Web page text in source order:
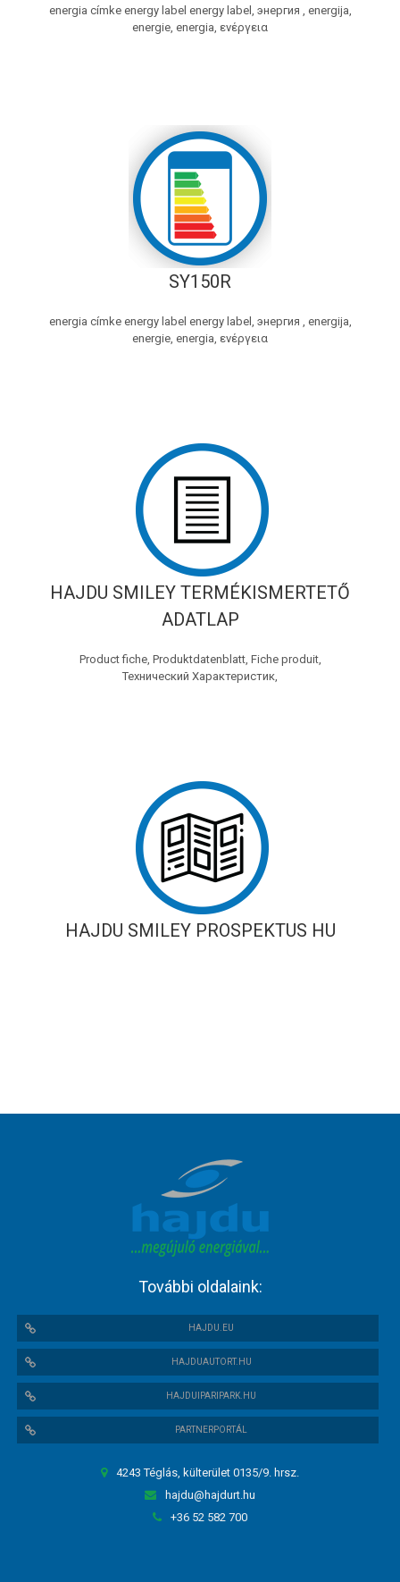
energia címke energy label energy label, энергия , energija,
energie, energia, ενέργεια
SY150R
energia címke energy label energy label, энергия , energija,
energie, energia, ενέργεια
HAJDU SMILEY TERMÉKISMERTETŐ
ADATLAP
Product fiche, Produktdatenblatt, Fiche produit,
Технический Характеристик,
HAJDU SMILEY PROSPEKTUS HU
További oldalaink:
HAJDU.EU
HAJDUAUTORT.HU
HAJDUIPARIPARK.HU
PARTNERPORTÁL
4243 Téglás, külterület 0135/9. hrsz.
hajdu@hajdurt.hu
+36 52 582 700